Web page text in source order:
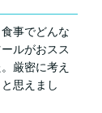
事でどんな
ルがおスス
厳密に考え
思えまし